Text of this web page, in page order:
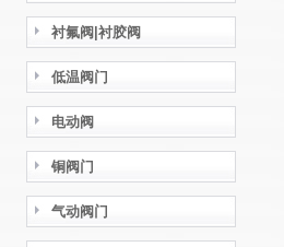
衬氟阀|衬胶阀
低温阀门
电动阀
铜阀门
气动阀门